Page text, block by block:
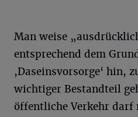
Man weise
entsprechend dem
,Daseinsvorsorge‘ hin,
wichtiger Bestandteil
öffentliche Verkehr